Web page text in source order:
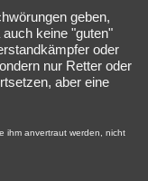
geben,
keine "guten"
oder
nur Retter oder
aber eine
ihm anvertraut werden, nicht